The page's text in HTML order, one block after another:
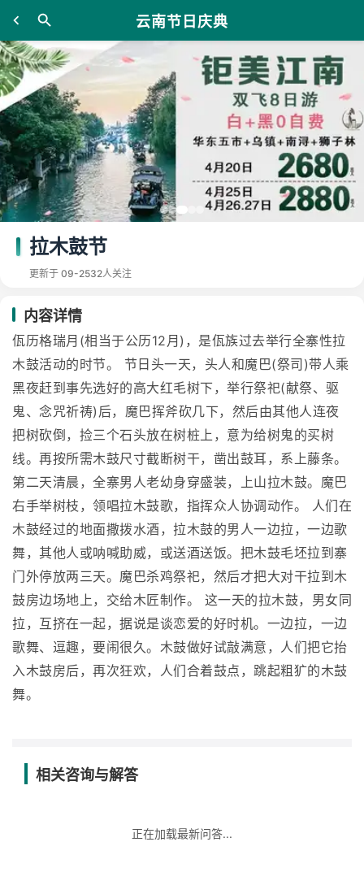
云南节日庆典
拉木鼓节
更新于 09-2532人关注
内容详情
佤历格瑞月(相当于公历12月)，是佤族过去举行全寨性拉
木鼓活动的时节。 节日头一天，头人和魔巴(祭司)带人乘
黑夜赶到事先选好的高大红毛树下，举行祭祀(献祭、驱
鬼、念咒祈祷)后，魔巴挥斧砍几下，然后由其他人连夜
把树砍倒，捡三个石头放在树桩上，意为给树鬼的买树
线。再按所需木鼓尺寸截断树干，凿出鼓耳，系上藤条。
第二天清晨，全寨男人老幼身穿盛装，上山拉木鼓。魔巴
右手举树枝，领唱拉木鼓歌，指挥众人协调动作。 人们在
木鼓经过的地面撒拨水酒，拉木鼓的男人一边拉，一边歌
舞，其他人或呐喊助威，或送酒送饭。把木鼓毛坯拉到寨
门外停放两三天。魔巴杀鸡祭祀，然后才把大对干拉到木
鼓房边场地上，交给木匠制作。 这一天的拉木鼓，男女同
拉，互挤在一起，据说是谈恋爱的好时机。一边拉，一边
歌舞、逗趣，要闹很久。木鼓做好试敲满意，人们把它抬
入木鼓房后，再次狂欢，人们合着鼓点，跳起粗犷的木鼓
舞。
相关咨询与解答
正在加载最新问答...